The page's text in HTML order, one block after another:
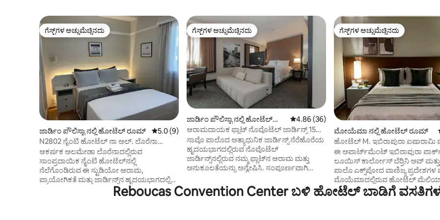
ಗೆಸ್ಟ್‌ಗಳ ಅಚ್ಚುಮೆಚ್ಚಿನದು
ಗೆಸ್ಟ್‌ಗಳ ಅಚ್ಚುಮೆಚ್ಚಿನದು
ಜಾರ್ಡಿಂ ಪೌಲಿಸ್ಟಾ ನಲ್ಲಿ ಹೋಟೆಲ್ ರೂಮ್ 5 ರಲ್ಲಿ 5.0 ಸರಾಸರಿ ರೇಟಿಂಗ್, 9 ವಿಮರ್ಶೆಗಳು
5.0 (9)
N2802 ನೈಂಟಿ ಹೋಟೆಲ್ ನಾ ಅಲ್. ಲೊರೆನಾ
ಜಾರ್ಡಿನ್ಸ್ ಪ್ರಾಕ್ಸ್ ಪಾಲ್
ಆಕರ್ಷಕ ಅಲಮೇಡಾ ಲೊರೆನಾದಲ್ಲಿರುವ
ಸಾಂಪ್ರದಾಯಿಕ ನೈಂಟಿ ಹೋಟೆಲ್‌ನಲ್ಲಿ
ನೆಲೆಗೊಂಡಿರುವ ಈ ಸ್ಟುಡಿಯೋ ಆರಾಮ,
ಪ್ರಾಯೋಗಿಕತೆ ಮತ್ತು ಜಾರ್ಡಿನ್ಸ್‌ನ ಹೃದಯಭಾಗದಲ್ಲಿ
ಪ್ರಧಾನ ಸ್ಥಳವನ್ನು ನೀಡುತ್ತದೆ. ಪೌಲಿಸ್ಟಾ ಅವೆನ್ಯೂದಿಂದ
ಕೆಲವೇ ನಿಮಿಷಗಳ ದೂರದಲ್ಲಿ, ಕೊಂಗೊನ್ಹಾಸ್ ವಿಮಾನ
ಗೆಸ್ಟ್‌ಗಳ ಅಚ್ಚುಮೆಚ್ಚಿನದು
ಗೆಸ್ಟ್‌ಗಳ ಅಚ್ಚುಮೆಚ್ಚಿನದು
ಜಾರ್ಡಿಂ ಪೌಲಿಸ್ಟಾ ನಲ್ಲಿ ಹೋಟೆಲ್
ರೂಮ್
5 ರಲ್ಲಿ 4.86 ಸರಾಸರಿ ರೇಟಿಂಗ್, 36 ವಿಮರ್ಶೆಗಳು
4.86 (36)
ಆರಾಮದಾಯಕ ಫ್ಲಾಟ್ ನೊವೊಟೆಲ್ ಜಾರ್ಡಿನ್ಸ್ 15ನೇ
ಮಹಡಿ
ಸಾವೊ ಪಾಲೊದ ಅತ್ಯಾಧುನಿಕ ಜಾರ್ಡಿನ್ಸ್ ನೆರೆಹೊರೆಯ
ಹೃದಯಭಾಗದಲ್ಲಿರುವ ನೊವೊಟೆಲ್
ಜಾರ್ಡಿನ್ಸ್‌ನಲ್ಲಿರುವ ನಮ್ಮ ಫ್ಲಾಟ್‌ನ ಆರಾಮ ಮತ್ತು
ಅನುಕೂಲತೆಯನ್ನು ಅನ್ವೇಷಿಸಿ. ಸಂಪೂರ್ಣವಾಗಿ
ವಿರಾಮದ ಟ್ರಿಪ್‌ಗಳಿಗೆ ಸೂಕ್ತವಾಗಿದೆ. ಅತ್ಯುತ್ತಮ
ರೆಸ್ಟೋರೆಂಟ್‌ಗಳು, ಬೊಟಿಕ್‌ಗಳು ಮತ್ತು ಸಾಂಸ್ಕೃತಿಕ
ಗೆಸ್ಟ್‌ಗಳ ಅಚ್ಚುಮೆಚ್ಚಿನದು
ಗೆಸ್ಟ್‌ಗಳ ಅಚ್ಚುಮೆಚ್ಚಿನದು
ಮೋಯೆಮಾ ನಲ್ಲಿ ಹೋಟೆಲ್ ರೂಮ್
ಹೋಟೆಲ್ M. ಇಬಿರಾಪುರಾ
ಈ ಅಪಾರ್ಟ್‌ಮೆಂಟ್ ಇಬಿರಾಪುರಾ ಪಾರ್ಕ್
ಲೂಯಿಸ್ ಕಾರ್ಲೋಸ್ ಬೆರ್ರಿನಿ ಅವ್ ಮತ್ತು
ಪಾಲೊ ಎಕ್ಸ್‌ಪೋದ ವಾಣಿಜ್ಯ ಪ್ರದೇಶಗಳ
ಮೊಯೆಮಾದಲ್ಲಿರುವ ಹೋಟೆಲ್
ಇಬಿರಾಪುರಾದಲ್ಲಿದೆ, ಉಚಿತ ವೈಫೈ
ಬಫೆಟ್ ಬ್ರೇಕ್‌ಫಾಸ್ಟ್ ಹೊಂದಿರುವ
Reboucas Convention Center ಬಳಿ ಹೋಟೆಲ್ ಬಾಡಿಗೆ